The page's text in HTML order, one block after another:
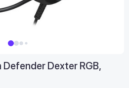
Dexter RGB,